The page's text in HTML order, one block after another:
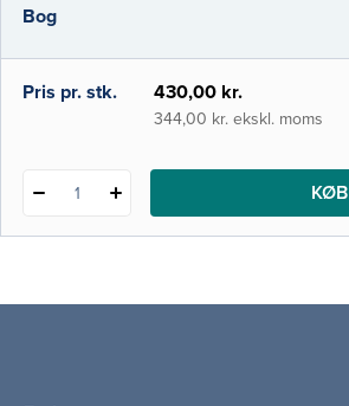
Bog
i-bog
Pris pr. stk. 430,00 kr.
344,00 kr. ekskl. moms
1 KØB